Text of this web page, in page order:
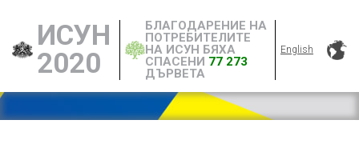
ИСУН
2020
БЛАГОДАРЕНИЕ НА
ПОТРЕБИТЕЛИТЕ
НА ИСУН БЯХА
СПАСЕНИ 77 273
ДЪРВЕТА
English